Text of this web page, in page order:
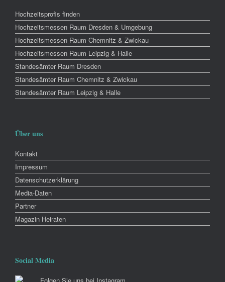
Hochzeitsprofis finden
Hochzeitsmessen Raum Dresden & Umgebung
Hochzeitsmessen Raum Chemnitz & Zwickau
Hochzeitsmessen Raum Leipzig & Halle
Standesämter Raum Dresden
Standesämter Raum Chemnitz & Zwickau
Standesämter Raum Leipzig & Halle
Über uns
Kontakt
Impressum
Datenschutzerklärung
Media-Daten
Partner
Magazin Heiraten
Social Media